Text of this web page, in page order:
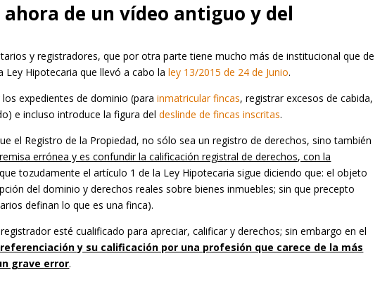
de un vídeo antiguo y del
y registradores, que por otra parte tiene mucho más de institucional que de
Hipotecaria que llevó a cabo laley 13/2015 de 24 de Junio.
expedientes de dominio (parainmatricular fincas, registrar excesos de cabida,
e incluso introduce la figura deldeslinde de fincas inscritas.
el Registro de la Propiedad, no sólo sea un registro de derechos, sino también
errónea y es confundir la calificación registral de derechos, con la
tozudamente el artículo 1 de la Ley Hipotecaria sigue diciendo que: el objeto
del dominio y derechos reales sobre bienes inmuebles; sin que precepto
definan lo que es una finca).
esté cualificado para apreciar, calificar y derechos; sin embargo en el
y su calificación por una profesión que carece de la más
grave error.